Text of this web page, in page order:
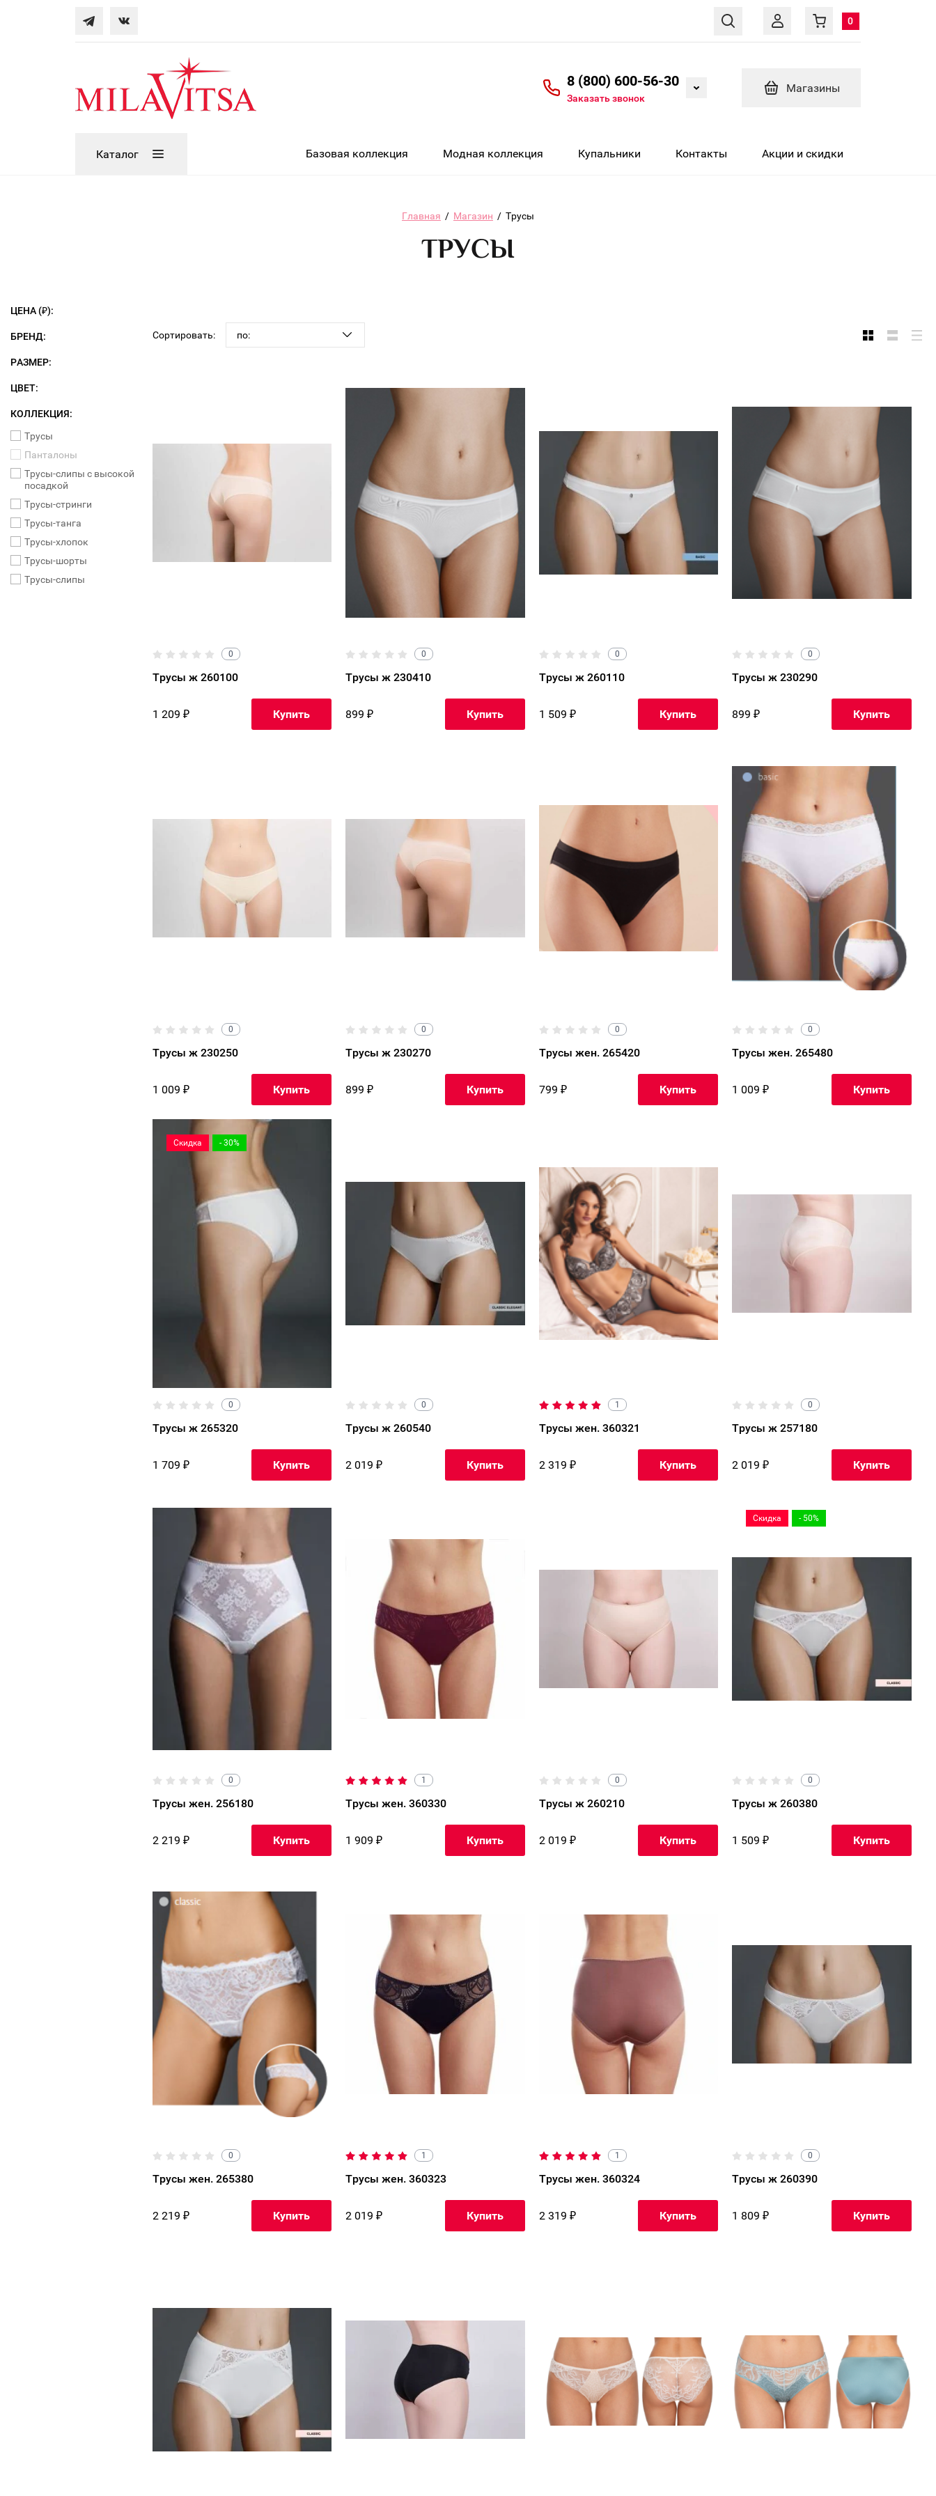
0
8 (800) 600-56-30
Заказать звонок
Магазины
Каталог Базовая коллекция Модная коллекция Купальники Контакты Акции и скидки
Главная / Магазин / Трусы
ТРУСЫ
ЦЕНА (₽):
Трусы
Панталоны
Трусы-слипы с высокой
посадкой
Трусы-стринги
Трусы-танга
Трусы-хлопок
Трусы-шорты
Трусы-слипы
БРЕНД:
РАЗМЕР:
ЦВЕТ:
КОЛЛЕКЦИЯ:
Сортировать: по:
0
Трусы ж 260100
1 209 ₽ Купить
0
Трусы ж 230410
899 ₽ Купить
0
Трусы ж 260110
1 509 ₽ Купить
0
Трусы ж 230290
899 ₽ Купить
0
Трусы ж 230250
1 009 ₽ Купить
0
Трусы ж 230270
899 ₽ Купить
0
Трусы жен. 265420
799 ₽ Купить
0
Трусы жен. 265480
1 009 ₽ Купить
Скидка - 30%
0
Трусы ж 265320
1 709 ₽ Купить
0
Трусы ж 260540
2 019 ₽ Купить
1
Трусы жен. 360321
2 319 ₽ Купить
0
Трусы ж 257180
2 019 ₽ Купить
0
Трусы жен. 256180
2 219 ₽ Купить
1
Трусы жен. 360330
1 909 ₽ Купить
0
Трусы ж 260210
2 019 ₽ Купить
Скидка - 50%
0
Трусы ж 260380
1 509 ₽ Купить
0
Трусы жен. 265380
2 219 ₽ Купить
1
Трусы жен. 360323
2 019 ₽ Купить
1
Трусы жен. 360324
2 319 ₽ Купить
0
Трусы ж 260390
1 809 ₽ Купить